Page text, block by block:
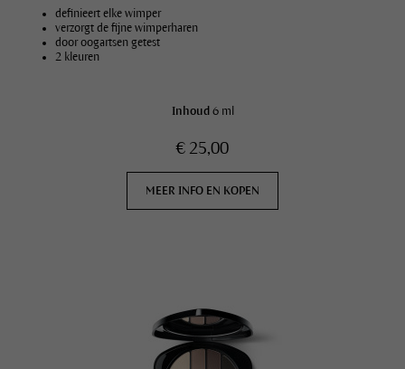
definieert elke wimper
verzorgt de fijne wimperharen
door oogartsen getest
2 kleuren
Inhoud 6 ml
€ 25,00
MEER INFO EN KOPEN